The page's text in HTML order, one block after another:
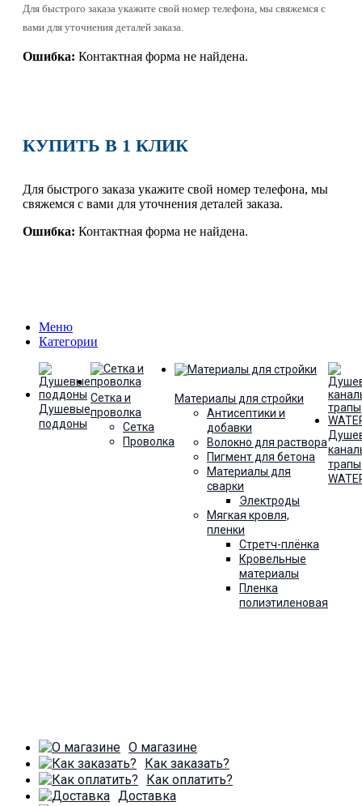
Для быстрого заказа укажите свой номер телефона, мы свяжемся с
вами для уточнения деталей заказа.
Ошибка: Контактная форма не найдена.
КУПИТЬ В 1 КЛИК
Для быстрого заказа укажите свой номер телефона, мы
свяжемся с вами для уточнения деталей заказа.
Ошибка: Контактная форма не найдена.
Меню
Категории
Душевые
поддоны
Сетка и
проволка
Сетка
Проволка
Материалы для стройки
Антисептики и
добавки
Волокно для раствора
Пигмент для бетона
Материалы для
сварки
Электроды
Мягкая кровля,
пленки
Стретч-плёнка
Кровельные
материалы
Пленка
полиэтиленовая
трапы
О магазине
Как заказать?
Как оплатить?
Доставка